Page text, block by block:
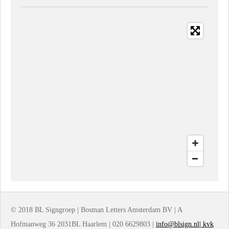
© 2018 BL Signgroep | Bosman Letters Amsterdam BV | A
Hofmanweg 36 2031BL Haarlem | 020 6629803 | info@blsign.nl| kvk